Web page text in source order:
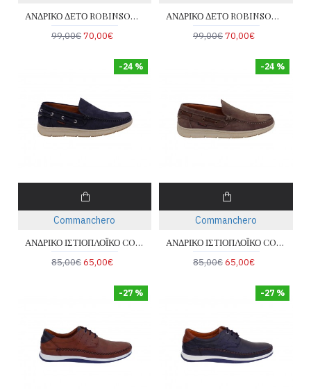
ΑΝΔΡΙΚΟ ΔΕΤΟ ROBINSON 51700-PURO
99,00€70,00€
ΑΝΔΡΙΚΟ ΔΕΤΟ ROBINSON 51700-BLUE
99,00€70,00€
-24 %
Commanchero
ΑΝΔΡΙΚΟ ΙΣΤΙΟΠΛΟΪΚΟ COMMANCHERO 72228-227
85,00€65,00€
-24 %
Commanchero
ΑΝΔΡΙΚΟ ΙΣΤΙΟΠΛΟΪΚΟ COMMANCHERO 72228-222
85,00€65,00€
-27 % -27 %